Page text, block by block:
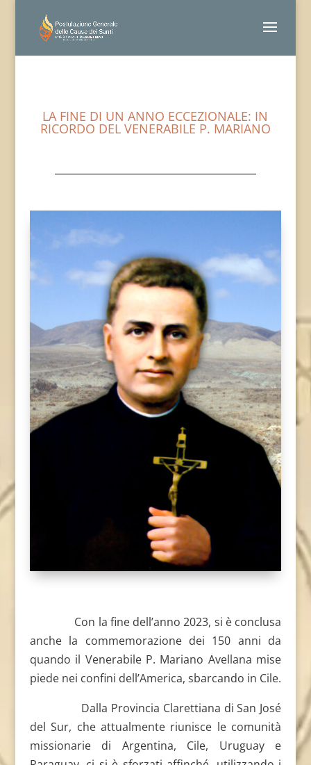
LA FINE DI UN ANNO ECCEZIONALE: IN
RICORDO DEL VENERABILE P. MARIANO
Con la fine dell’anno 2023, si è conclusa
anche la commemorazione dei 150 anni da
quando il Venerabile P. Mariano Avellana mise
piede nei confini dell’America, sbarcando in Cile.
Dalla Provincia Clarettiana di San José
del Sur, che attualmente riunisce le comunità
missionarie di Argentina, Cile, Uruguay e